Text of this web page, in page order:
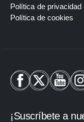
Política de privacidad
Política de cookies
¡Suscríbete a